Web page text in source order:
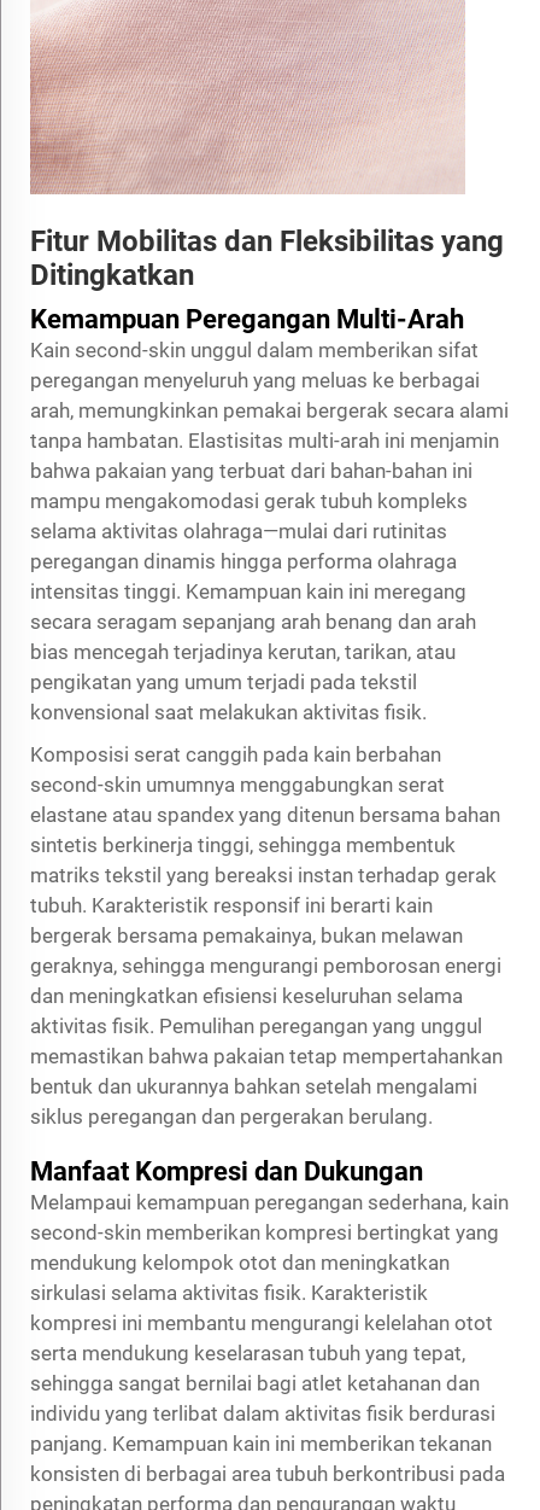
Fitur Mobilitas dan Fleksibilitas yang
Ditingkatkan
Kemampuan Peregangan Multi-Arah
Kain second-skin unggul dalam memberikan sifat
peregangan menyeluruh yang meluas ke berbagai
arah, memungkinkan pemakai bergerak secara alami
tanpa hambatan. Elastisitas multi-arah ini menjamin
bahwa pakaian yang terbuat dari bahan-bahan ini
mampu mengakomodasi gerak tubuh kompleks
selama aktivitas olahraga—mulai dari rutinitas
peregangan dinamis hingga performa olahraga
intensitas tinggi. Kemampuan kain ini meregang
secara seragam sepanjang arah benang dan arah
bias mencegah terjadinya kerutan, tarikan, atau
pengikatan yang umum terjadi pada tekstil
konvensional saat melakukan aktivitas fisik.
Komposisi serat canggih pada kain berbahan
second-skin umumnya menggabungkan serat
elastane atau spandex yang ditenun bersama bahan
sintetis berkinerja tinggi, sehingga membentuk
matriks tekstil yang bereaksi instan terhadap gerak
tubuh. Karakteristik responsif ini berarti kain
bergerak bersama pemakainya, bukan melawan
geraknya, sehingga mengurangi pemborosan energi
dan meningkatkan efisiensi keseluruhan selama
aktivitas fisik. Pemulihan peregangan yang unggul
memastikan bahwa pakaian tetap mempertahankan
bentuk dan ukurannya bahkan setelah mengalami
siklus peregangan dan pergerakan berulang.
Manfaat Kompresi dan Dukungan
Melampaui kemampuan peregangan sederhana, kain
second-skin memberikan kompresi bertingkat yang
mendukung kelompok otot dan meningkatkan
sirkulasi selama aktivitas fisik. Karakteristik
kompresi ini membantu mengurangi kelelahan otot
serta mendukung keselarasan tubuh yang tepat,
sehingga sangat bernilai bagi atlet ketahanan dan
individu yang terlibat dalam aktivitas fisik berdurasi
panjang. Kemampuan kain ini memberikan tekanan
konsisten di berbagai area tubuh berkontribusi pada
peningkatan performa dan pengurangan waktu